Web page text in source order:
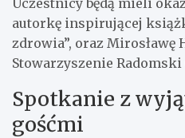
autorkę inspirującej
zdrowia”, oraz Mirosławę
Stowarzyszenie Radomski
Spotkanie z
gośćmi